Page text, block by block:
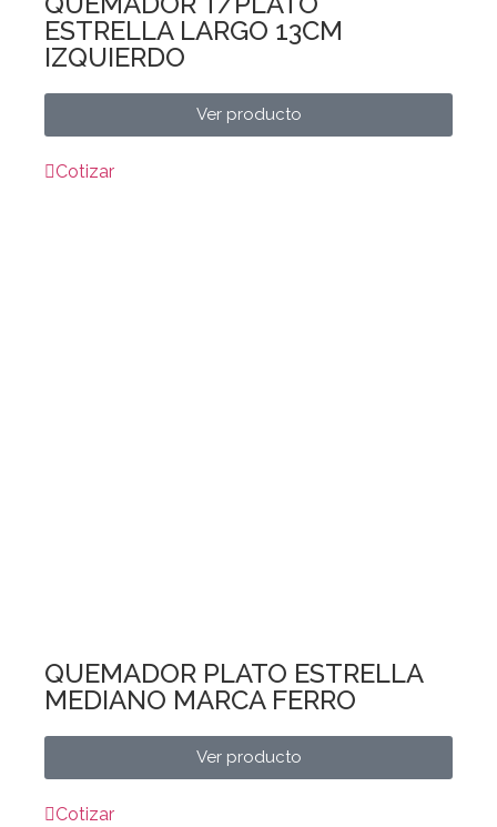
ESTRELLA LARGO 13CM
IZQUIERDO
Ver producto
Cotizar
QUEMADOR PLATO ESTRELLA
MEDIANO MARCA FERRO
Ver producto
Cotizar